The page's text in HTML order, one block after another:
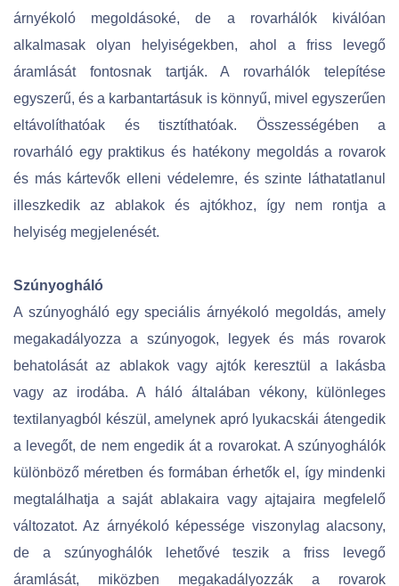
árnyékoló megoldásoké, de a rovarhálók kiválóan
alkalmasak olyan helyiségekben, ahol a friss levegő
áramlását fontosnak tartják. A rovarhálók telepítése
egyszerű, és a karbantartásuk is könnyű, mivel egyszerűen
eltávolíthatóak és tisztíthatóak. Összességében a
rovarháló egy praktikus és hatékony megoldás a rovarok
és más kártevők elleni védelemre, és szinte láthatatlanul
illeszkedik az ablakok és ajtókhoz, így nem rontja a
helyiség megjelenését.
Szúnyogháló
A szúnyogháló egy speciális árnyékoló megoldás, amely
megakadályozza a szúnyogok, legyek és más rovarok
behatolását az ablakok vagy ajtók keresztül a lakásba
vagy az irodába. A háló általában vékony, különleges
textilanyagból készül, amelynek apró lyukacskái átengedik
a levegőt, de nem engedik át a rovarokat. A szúnyoghálók
különböző méretben és formában érhetők el, így mindenki
megtalálhatja a saját ablakaira vagy ajtajaira megfelelő
változatot. Az árnyékoló képessége viszonylag alacsony,
de a szúnyoghálók lehetővé teszik a friss levegő
áramlását, miközben megakadályozzák a rovarok